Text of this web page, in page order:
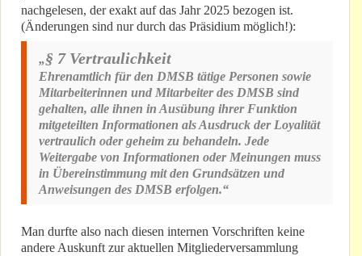
nachgelesen, der exakt auf das Jahr 2025 bezogen ist.
(Änderungen sind nur durch das Präsidium möglich!):
„§ 7 Vertraulichkeit
Ehrenamtlich für den DMSB tätige Personen sowie
Mitarbeiterinnen und Mitarbeiter des DMSB sind
gehalten, alle ihnen in Ausübung ihrer Funktion
mitgeteilten Informationen als Ausdruck der Loyalität
vertraulich oder geheim zu behandeln. Jede
Weitergabe von Informationen oder Meinungen muss
in Übereinstimmung mit den Grundsätzen und
Anweisungen des DMSB erfolgen.“
Man durfte also nach diesen internen Vorschriften keine
andere Auskunft zur aktuellen Mitgliederversammlung